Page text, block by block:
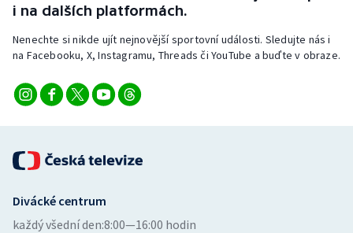
Veslování
Volejbal
i na dalších platformách.
Nenechte si nikde ujít nejnovější sportovní události. Sledujte nás i
na Facebooku, X, Instagramu, Threads či YouTube a buďte v obraze.
Divácké centrum
každý všední den:8:00—16:00 hodin